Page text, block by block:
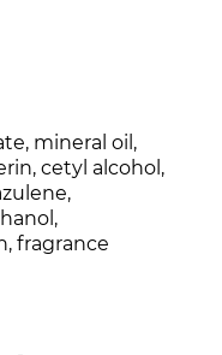
mineral oil,
cetyl alcohol,
fragrance